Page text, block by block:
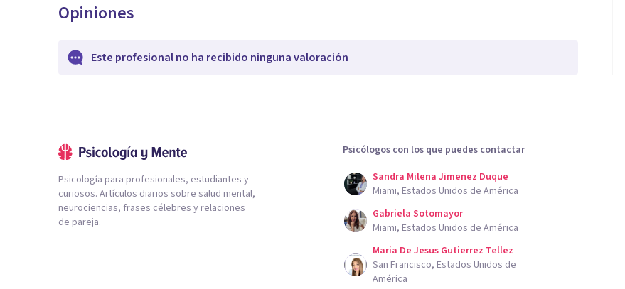
Opiniones
Este profesional no ha recibido ninguna valoración
Psicología para profesionales, estudiantes y
curiosos. Artículos diarios sobre salud mental,
neurociencias, frases célebres y relaciones
de pareja.
Psicólogos con los que puedes contactar
Sandra Milena Jimenez Duque
Miami, Estados Unidos de América
Gabriela Sotomayor
Miami, Estados Unidos de América
Maria De Jesus Gutierrez Tellez
San Francisco, Estados Unidos de
América